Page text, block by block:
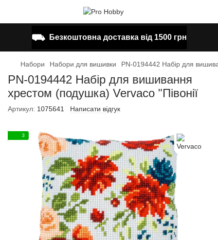
⛟ Безкоштовна доставка від 1500 грн
Набори Набори для вишивки PN-0194442 Набір для
PN-0194442 Набір для вишивання
хрестом (подушка) Vervaco "Півонії
Артикул: 1075641 Написати відгук
3